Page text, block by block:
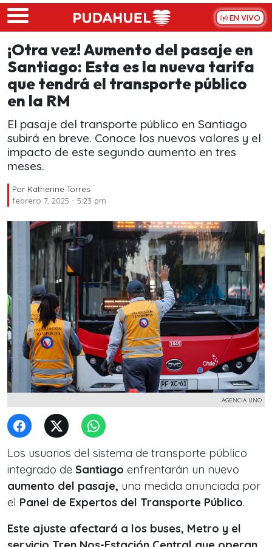
Skip to main content
EN VIVO
¡Otra vez! Aumento del pasaje en
Santiago: Esta es la nueva tarifa
que tendrá el transporte público
en la RM
El pasaje del transporte público en Santiago
subirá en breve. Conoce los nuevos valores y el
impacto de este segundo aumento en tres
meses.
Por Katherine Torres
febrero 7, 2025 - 5:23 pm
AGENCIA UNO
Los usuarios del sistema de transporte público
integrado de Santiago enfrentarán un nuevo
aumento del pasaje, una medida anunciada por
el Panel de Expertos del Transporte Público.
Este ajuste afectará a los buses, Metro y el